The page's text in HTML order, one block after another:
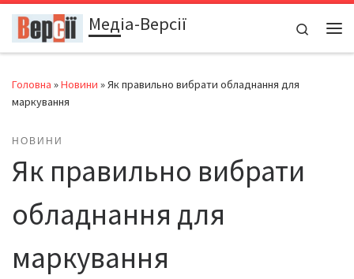
Перейти до вмістуМедіа-Версії
Search
Головна »Новини »Як правильно вибрати обладнання для
маркування
НОВИНИ
Як правильно вибрати
обладнання для
маркування